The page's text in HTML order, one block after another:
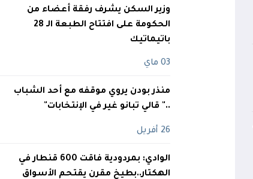
وزير السكن يشرف رفقة أعضاء من
الحكومة على افتتاح الطبعة الـ 28
باتيماتيك
03 ماي
منذر بودن يروي موقفه مع أحد الشباب
.." قالي تبانو غير في الإنتخابات"
26 أفريل
الوادي: بمردودية فاقت 600 قنطار في
الهكتار..بطيخ مقرن يقتحم الأسواق